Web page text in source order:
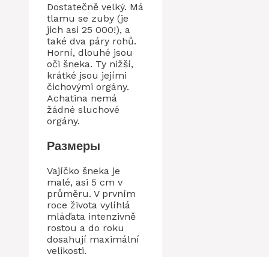
Dostatečně velký. Má
tlamu se zuby (je
jich asi 25 000!), a
také dva páry rohů.
Horní, dlouhé jsou
oči šneka. Ty nižší,
krátké jsou jejími
čichovými orgány.
Achatina nemá
žádné sluchové
orgány.
Размеры
Vajíčko šneka je
malé, asi 5 cm v
průměru. V prvním
roce života vylíhlá
mláďata intenzivně
rostou a do roku
dosahují maximální
velikosti.